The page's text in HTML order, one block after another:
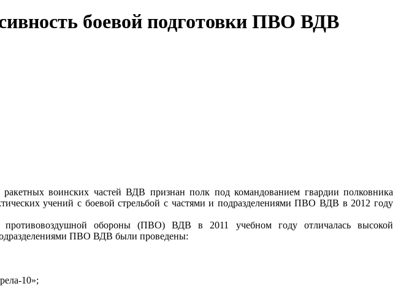
боевой подготовки ПВО ВДВ
воинских частей ВДВ признан полк под командованием гвардии полковника
учений с боевой стрельбой с частями и подразделениями ПВО ВДВ в 2012 году
противовоздушной обороны (ПВО) ВДВ в 2011 учебном году отличалась высокой
ПВО ВДВ были проведены:
10»;